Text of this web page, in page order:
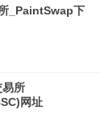
_PaintSwap下
所
网址